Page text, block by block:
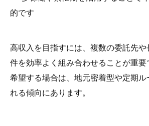
的です
高収入を目指すには、複数の委託先
件を効率よく組み合わせることが重
希望する場合は、地元密着型や定期
れる傾向にあります。